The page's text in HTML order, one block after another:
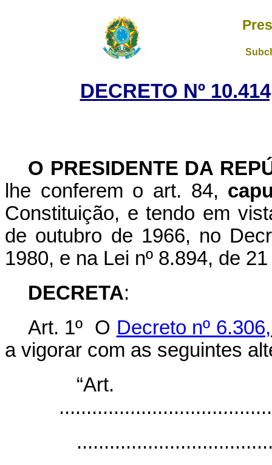
DECRETO Nº
O PRESIDENTE DA
lhe conferem o art. 84,
Constituição, e tendo em
de outubro de 1966, no
1980, e na Lei nº 8.894, de
DECRETA:
Art. 1º O Decreto nº
a vigorar com as seguintes